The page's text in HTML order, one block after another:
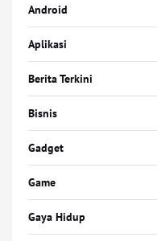
Android
Aplikasi
Berita Terkini
Bisnis
Gadget
Game
Gaya Hidup